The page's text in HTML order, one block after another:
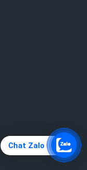
Chat Zalo